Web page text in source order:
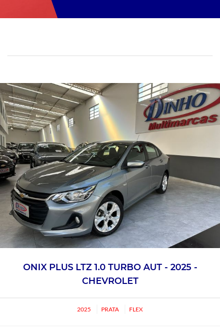
ONIX PLUS LTZ 1.0 TURBO AUT - 2025 -
CHEVROLET
2025 PRATA FLEX